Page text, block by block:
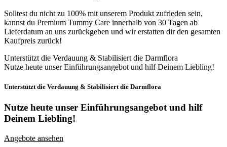
Solltest du nicht zu 100% mit unserem Produkt zufrieden sein,
kannst du Premium Tummy Care innerhalb von 30 Tagen ab
Lieferdatum an uns zurückgeben und wir erstatten dir den gesamten
Kaufpreis zurück!
Unterstützt die Verdauung & Stabilisiert die Darmflora
Nutze heute unser Einführungsangebot und hilf Deinem Liebling!
Unterstützt die Verdauung & Stabilisiert die Darmflora
Nutze heute unser Einführungsangebotund hilf
Deinem Liebling!
Angebote ansehen